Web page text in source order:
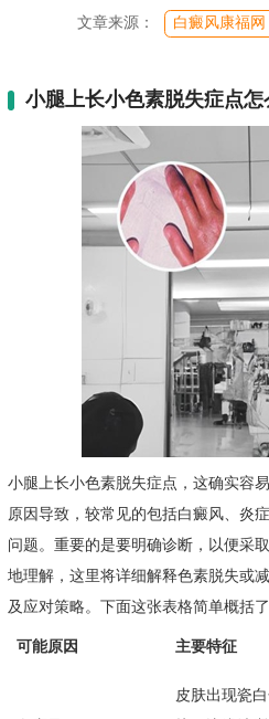
文章来源： 白癜风康福网
小腿上长小色素脱失症点怎
小腿上长小色素脱失症点，这确实容
原因导致，较常见的包括白癜风、炎
问题。重要的是要明确诊断，以便采
地理解，这里将详细解释色素脱失或
及应对策略。下面这张表格简单概括
可能原因 主要特征
皮肤出现瓷